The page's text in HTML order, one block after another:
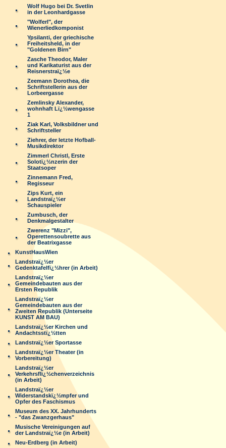
Wolf Hugo bei Dr. Svetlin
in der Leonhardgasse
"Wolferl", der
Wienerliedkomponist
Ypsilanti, der griechische
Freiheitsheld, in der
"Goldenen Birn"
Zasche Theodor, Maler
und Karikaturist aus der
Reisnerstraï¿½e
Zeemann Dorothea, die
Schriftstellerin aus der
Lorbeergasse
Zemlinsky Alexander,
wohnhaft Lï¿½wengasse
1
Ziak Karl, Volksbildner und
Schriftsteller
Ziehrer, der letzte Hofball-
Musikdirektor
Zimmerl Christl, Erste
Solotï¿½nzerin der
Staatsoper
Zinnemann Fred,
Regisseur
Zips Kurt, ein
Landstraï¿½er
Schauspieler
Zumbusch, der
Denkmalgestalter
Zwerenz "Mizzi",
Operettensoubrette aus
der Beatrixgasse
KunstHausWien
Landstraï¿½er
Gedenktafelfï¿½hrer (in Arbeit)
Landstraï¿½er
Gemeindebauten aus der
Ersten Republik
Landstraï¿½er
Gemeindebauten aus der
Zweiten Republik (Unterseite
KUNST AM BAU)
Landstraï¿½er Kirchen und
Andachtsstï¿½tten
Landstraï¿½er Sportasse
Landstraï¿½er Theater (in
Vorbereitung)
Landstraï¿½er
Verkehrsflï¿½chenverzeichnis
(in Arbeit)
Landstraï¿½er
Widerstandskï¿½mpfer und
Opfer des Faschismus
Museum des XX. Jahrhunderts
- "das Zwanzgerhaus"
Musische Vereinigungen auf
der Landstraï¿½e (in Arbeit)
Neu-Erdberg (in Arbeit)